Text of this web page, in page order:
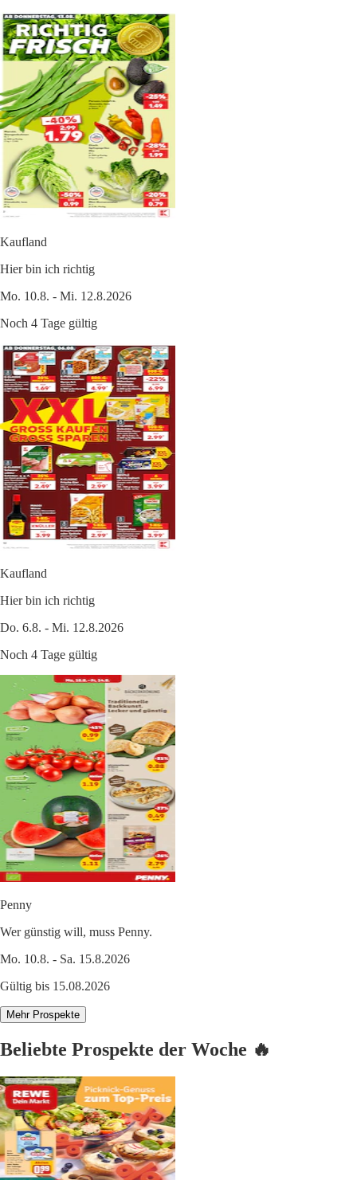
Kaufland
Hier bin ich richtig
Mo. 10.8. - Mi. 12.8.2026
Noch 4 Tage gültig
Kaufland
Hier bin ich richtig
Do. 6.8. - Mi. 12.8.2026
Noch 4 Tage gültig
Penny
Wer günstig will, muss Penny.
Mo. 10.8. - Sa. 15.8.2026
Gültig bis 15.08.2026
Mehr Prospekte
Beliebte Prospekte der Woche 🔥